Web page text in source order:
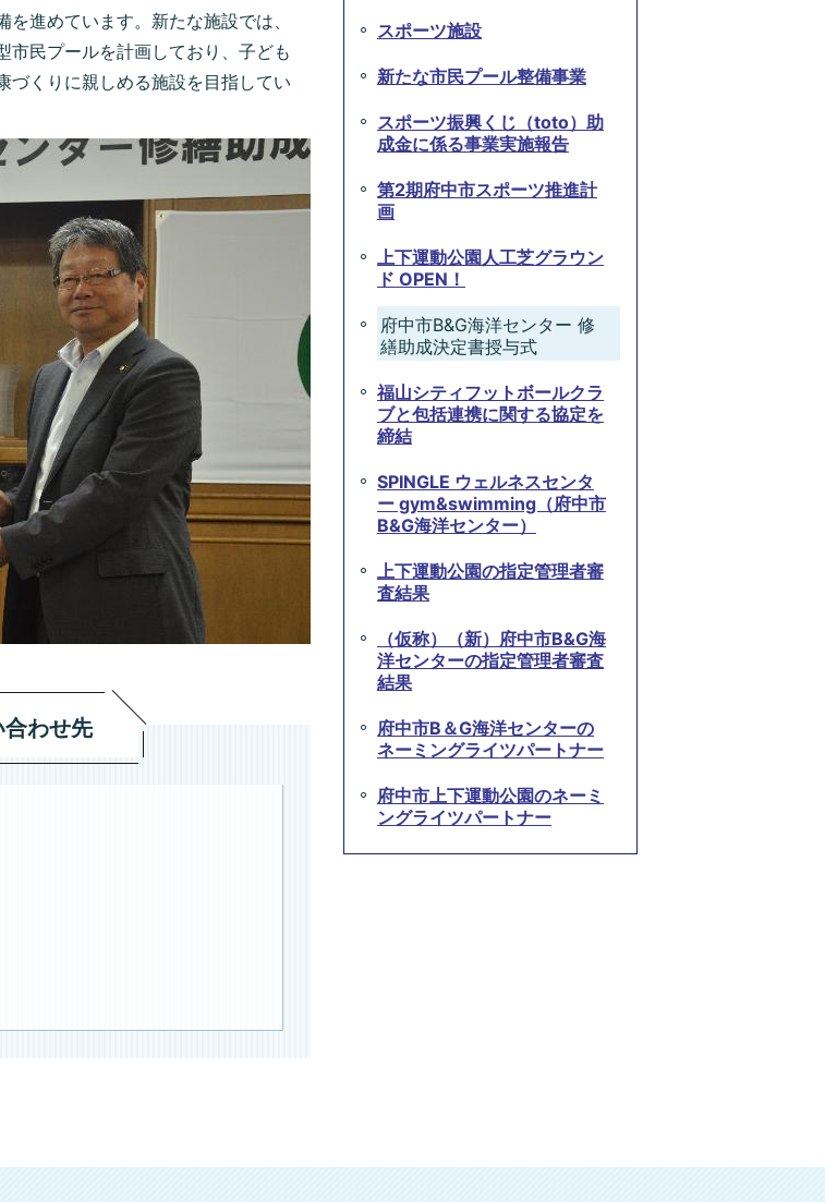
進めています。新たな施設では、
市民プールを計画しており、子ども
づくりに親しめる施設を目指してい
わせ先
スポーツ施設
新たな市民プール整備事業
スポーツ振興くじ（toto）助
成金に係る事業実施報告
第2期府中市スポーツ推進計
画
上下運動公園人工芝グラウン
ド OPEN！
府中市B&G海洋センター 修
繕助成決定書授与式
福山シティフットボールクラ
ブと包括連携に関する協定を
締結
SPINGLE ウェルネスセンタ
ー gym&swimming（府中市
B&G海洋センター）
上下運動公園の指定管理者審
査結果
（仮称）（新）府中市B&G海
洋センターの指定管理者審査
結果
府中市B＆G海洋センターの
ネーミングライツパートナー
府中市上下運動公園のネーミ
ングライツパートナー